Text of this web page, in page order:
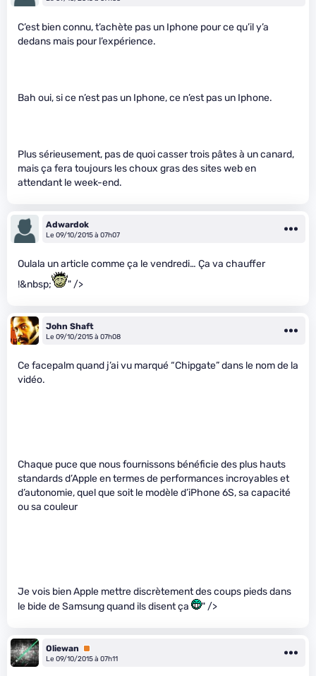
C’est bien connu, t’achète pas un Iphone pour ce qu’il y’a
dedans mais pour l’expérience.
Bah oui, si ce n’est pas un Iphone, ce n’est pas un Iphone.
Plus sérieusement, pas de quoi casser trois pâtes à un canard,
mais ça fera toujours les choux gras des sites web en
attendant le week-end.
Adwardok
Le 09/10/2015 à 07h07
Oulala un article comme ça le vendredi… Ça va chauffer
!&nbsp;
" />
John Shaft
Le 09/10/2015 à 07h08
Ce facepalm quand j’ai vu marqué “Chipgate” dans le nom de la
vidéo.
Chaque puce que nous fournissons bénéficie des plus hauts
standards d’Apple en termes de performances incroyables et
d’autonomie, quel que soit le modèle d’iPhone 6S, sa capacité
ou sa couleur
Je vois bien Apple mettre discrètement des coups pieds dans
le bide de Samsung quand ils disent ça
" />
Oliewan
Premium
Le 09/10/2015 à 07h11